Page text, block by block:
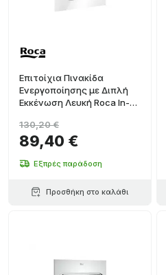
Επιτοίχια Πινακίδα
Ενεργοποίησης με Διπλή
Εκκένωση Λευκή Roca In-
89,40 €
130,20 €
Εξπρές παράδοση
Προσθήκη στο καλάθι